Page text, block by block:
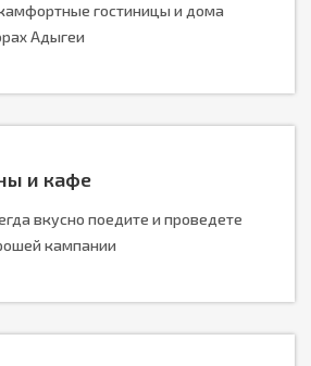
гостиницы и дома
Адыгеи
и кафе
вкусно поедите и проведете
кампании